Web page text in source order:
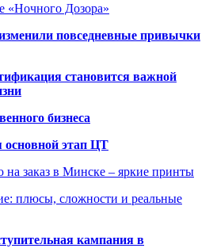
«Ночного Дозора»
повседневные привычки
становится важной
бизнеса
основной этап ЦТ
заказ в Минске – яркие принты
плюсы, сложности и реальные
кампания в